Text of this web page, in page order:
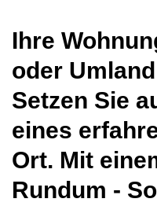
Ihre
oder
Setzen Sie
eines
Ort. Mit
Rundum -